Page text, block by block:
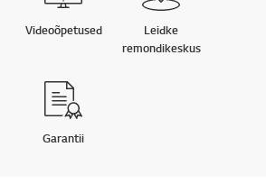
Videoõpetused
Leidke
remondikeskus
Garantii